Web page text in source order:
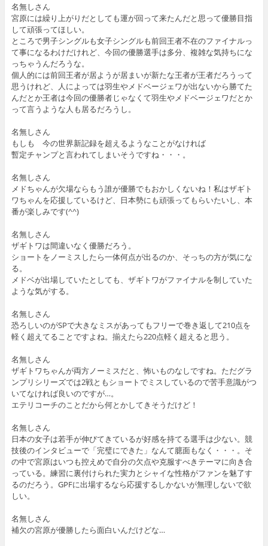
名無しさん
宮原には繰り上がりだとしても運が回って来たんだと思って優勝目指
して頑張ってほしい。
ところで男子シングルも女子シングルも前回王者不在のファイナルっ
て事になるわけだけれど、今回の優勝選手は多分、複雑な気持ちにな
っちゃうんだろうな。
個人的には前回王者が居ようが居まいが新たな王者が王者だろうって
思うけれど、人によっては羽生やメドベージェワが出ないから勝てた
んだとか王者は今回の優勝者じゃなくて羽生やメドベージェワだとか
って言うような人も居るだろうし。
名無しさん
もしも 今の世界新記録を超えるようなことがなければ
暫定チャンプと言われてしまいそうですね・・・。
名無しさん
メドちゃんが欠場ならもう誰が優勝でもおかしくないね！私はザギト
ワちゃんを応援しているけど、日本勢にも頑張ってもらいたいし、本
番が楽しみです(^^)
名無しさん
ザギトワは間違いなく優勝だろう。
ショートをノーミスしたら一体何点が出るのか、そっちの方が気にな
る。
メドベが出場していたとしても、ザギトワがファイナルを制していた
ような気がする。
名無しさん
恐ろしいのがSPで大きなミスがあってもフリーで巻き返して210点を
軽く超えてることですよね。揃えたら220点軽く超えると思う。
名無しさん
ザギトワちゃんが両方ノーミスだと、怖いものなしですね。ただグラ
ンプリシリーズでは2戦ともショートでミスしているので苦手意識がつ
いてなければ良いのですが…。
エテリコーチのことだから何とかしてきそうだけど！
名無しさん
日本の女子は若手が伸びてきているが好感を持てる選手は少ない。競
技後のインタビューで「完璧にできた」なんて臆面もなく・・・。そ
の中で宮原はいつも控えめで自分の欠点や克服すべきテーマに向き合
っている。練習に裏付けられた実力とシャイな性格がファンを魅了す
るのだろう。GPFに出場するなら応援するしかないが無理しないで欲
しい。
名無しさん
補欠の宮原が優勝したら面白いんだけどな…